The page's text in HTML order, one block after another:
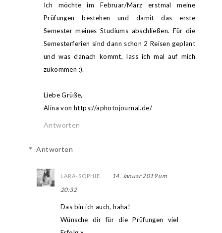
Ich möchte im Februar/März erstmal meine
Prüfungen bestehen und damit das erste
Semester meines Studiums abschließen. Für die
Semesterferien sind dann schon 2 Reisen geplant
und was danach kommt, lass ich mal auf mich
zukommen :).
Liebe Grüße,
Alina von https://aphotojournal.de/
Antworten
Antworten
LARA-SOPHIE
14. Januar 2019 um
20:32
Das bin ich auch, haha!
Wünsche dir für die Prüfungen viel